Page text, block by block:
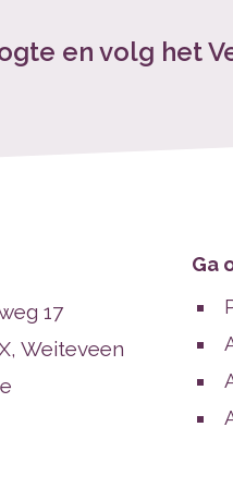
en volg het
17
Weiteveen
Ga